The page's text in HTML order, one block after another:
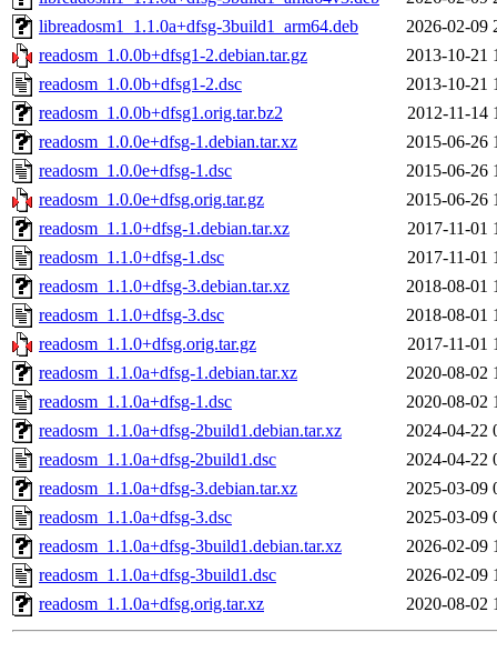
libreadosm1_1.1.0a+dfsg-3build1_arm64.deb
2026-02-09
readosm_1.0.0b+dfsg1-2.debian.tar.gz
2013-10-21
readosm_1.0.0b+dfsg1-2.dsc
2013-10-21
readosm_1.0.0b+dfsg1.orig.tar.bz2
2012-11-14
readosm_1.0.0e+dfsg-1.debian.tar.xz
2015-06-26
readosm_1.0.0e+dfsg-1.dsc
2015-06-26
readosm_1.0.0e+dfsg.orig.tar.gz
2015-06-26
readosm_1.1.0+dfsg-1.debian.tar.xz
2017-11-01
readosm_1.1.0+dfsg-1.dsc
2017-11-01
readosm_1.1.0+dfsg-3.debian.tar.xz
2018-08-01
readosm_1.1.0+dfsg-3.dsc
2018-08-01
readosm_1.1.0+dfsg.orig.tar.gz
2017-11-01
readosm_1.1.0a+dfsg-1.debian.tar.xz
2020-08-02
readosm_1.1.0a+dfsg-1.dsc
2020-08-02
readosm_1.1.0a+dfsg-2build1.debian.tar.xz
2024-04-22
readosm_1.1.0a+dfsg-2build1.dsc
2024-04-22
readosm_1.1.0a+dfsg-3.debian.tar.xz
2025-03-09
readosm_1.1.0a+dfsg-3.dsc
2025-03-09
readosm_1.1.0a+dfsg-3build1.debian.tar.xz
2026-02-09
readosm_1.1.0a+dfsg-3build1.dsc
2026-02-09
readosm_1.1.0a+dfsg.orig.tar.xz
2020-08-02